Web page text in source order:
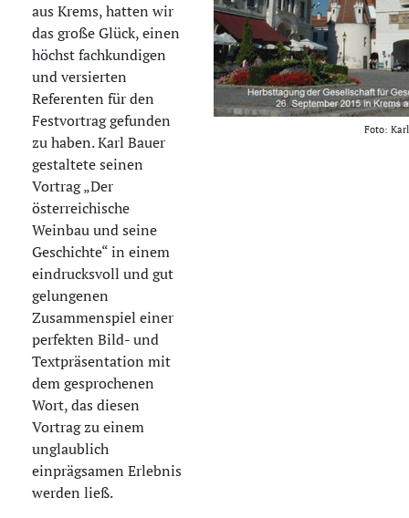
aus Krems, hatten wir
das große Glück, einen
höchst fachkundigen
und versierten
Referenten für den
Festvortrag gefunden
zu haben. Karl Bauer
gestaltete seinen
Vortrag „Der
österreichische
Weinbau und seine
Geschichte“ in einem
eindrucksvoll und gut
gelungenen
Zusammenspiel einer
perfekten Bild- und
Textpräsentation mit
dem gesprochenen
Wort, das diesen
Vortrag zu einem
unglaublich
einprägsamen Erlebnis
werden ließ.
Foto: